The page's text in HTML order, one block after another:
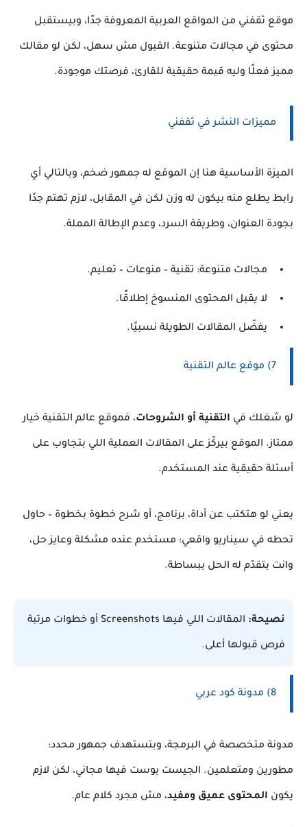
موقع ثقفني من المواقع العربية المعروفة جدًا، وبيستقبل
محتوى في مجالات متنوعة. القبول مش سهل، لكن لو مقالك
مميز فعلًا وليه قيمة حقيقية للقارئ، فرصتك موجودة.
مميزات النشر في ثقفني
الميزة الأساسية هنا إن الموقع له جمهور ضخم، وبالتالي أي
رابط يطلع منه بيكون له وزن لكن في المقابل، لازم تهتم جدًا
بجودة العنوان، وطريقة السرد، وعدم الإطالة المملة.
مجالات متنوعة: تقنية – منوعات – تعليم.
لا يقبل المحتوى المنسوخ إطلاقًا.
يفضّل المقالات الطويلة نسبيًا.
7) موقع عالم التقنية
لو شغلك في التقنية أو الشروحات، فموقع عالم التقنية خيار
ممتاز. الموقع بيركّز على المقالات العملية اللي بتجاوب على
أسئلة حقيقية عند المستخدم.
يعني لو هتكتب عن أداة، برنامج، أو شرح خطوة بخطوة – حاول
تحطه في سيناريو واقعي: مستخدم عنده مشكلة وعايز حل،
وانت بتقدّم له الحل ببساطة.
نصيحة: المقالات اللي فيها Screenshots أو خطوات مرتبة
فرص قبولها أعلى.
8) مدونة كود عربي
مدونة متخصصة في البرمجة، وبتستهدف جمهور محدد:
مطورين ومتعلمين. الجيست بوست فيها مجاني، لكن لازم
يكون المحتوى عميق ومفيد، مش مجرد كلام عام.